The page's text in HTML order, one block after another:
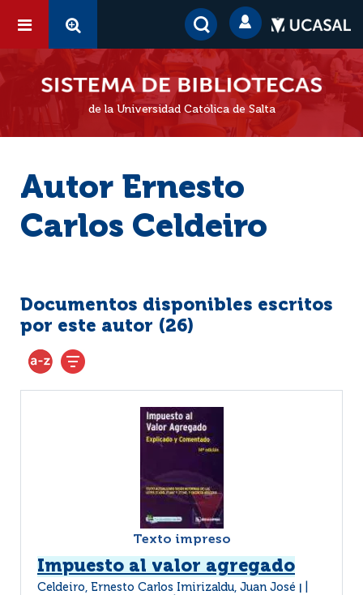
de la Universidad Católica de Salta
Autor Ernesto
Carlos Celdeiro
Documentos disponibles escritos
por este autor (26)
Texto impreso
Impuesto al valor agregado
Celdeiro, Ernesto Carlos Imirizaldu, Juan José